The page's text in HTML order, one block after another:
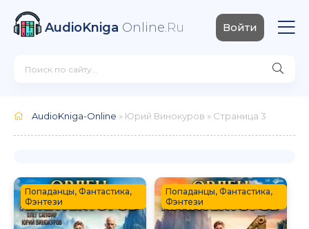
AudioKniga Online.Ru Войти
AudioKniga-Online » Юрий Винокуров » Страница 3
Попаданцы, Фантастика,
Фэнтези
Попаданцы, Фантастика,
Фэнтези